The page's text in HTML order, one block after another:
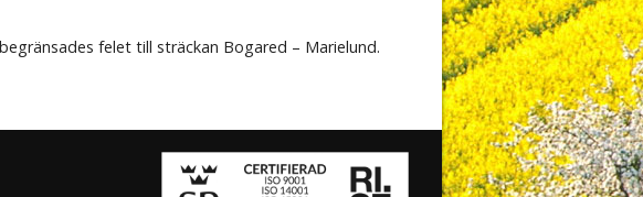
Linda Åsa Pernilla
felet till sträckan Bogared – Marielund.